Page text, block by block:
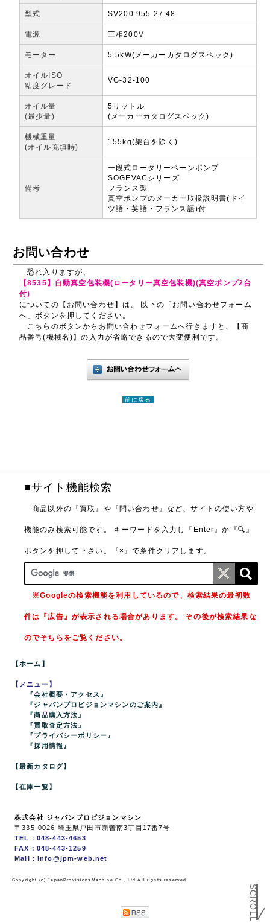
型式 SV200 955 27 48
電源 三相200V
モーター 5.5kW(メーカーカタログスペック)
オイルISO
粘度グレード
VG-32-100
オイル量
(最少量)
5リットル
(メーカーカタログスペック)
機械重量
(オイル充填時)
155kg(架台を除く)
備考
一段式ロータリーベーンポンプ
SOGEVACシリーズ
フランス製
真空ポンプのメーカー取扱説明書(ドイ
ツ語・英語・フランス語)付
お問い合わせ
恐れ入りますが、
【8535】自動真空包装機(ロータリー真空包装機)(真空ポンプ2台
付)
についての【お問い合わせ】は、 以下の「お問い合わせフォーム
へ」ボタンを押してください。
こちらのボタンからお問い合わせフォームへ行きますと、【商
品番号(機械名)】の入力が省略できるので大変便利です。
前に戻る
■サイト機能検索
商品以外の『買取』や『問い合わせ』など、サイトの使い方や
機能のみ検索可能です。 キーワードを入力し『Enter』か『🔍』
ボタンを押して下さい。『×』で条件クリアします。
※Googleの検索機能を利用しているので、検索結果の最初数
件は『広告』が表示される場合があります。 その後が検索結果な
のでそちらをご覧ください。
SCROLL
【ホーム】
【メニュー】
『会社概要・アクセス』
『ジャパンプロビジョンマシンのご案内』
『商品購入方法』
『買取査定方法』
『プライバシーポリシー』
『採用情報』
【最新カタログ】
【在庫一覧】
株式会社 ジャパンプロビジョンマシン
〒335-0026 埼玉県戸田市新曽南3丁目17番7号
TEL：048-443-4653
FAX：048-443-1259
Mail：info@jpm-web.net
Copyright (c) JapanProvisionsMachine Co., Ltd All rights reserved.